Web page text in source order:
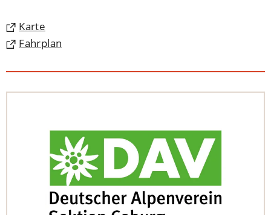
einem
neuen
Karte
(Öffnet
in
neuen
Tab)
Fahrplan
(Öffnet
einem
neuen